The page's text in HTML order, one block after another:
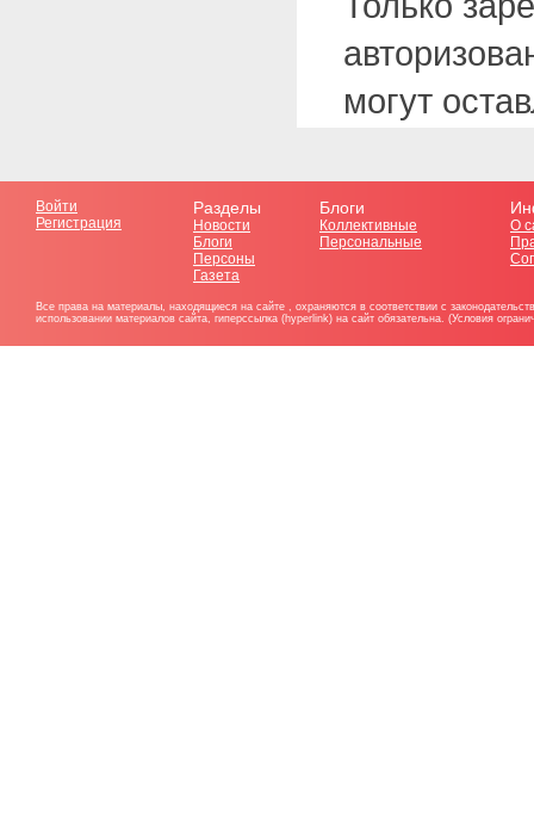
могут
Войти
Регистрация
Разделы
Новости
Блоги
Персоны
Газета
Блоги
Коллективные
Персональные
О
Все права на материалы, находящиеся на сайте , охраняются в соответствии с
использовании материалов сайта, гиперссылка (hyperlink) на сайт обязательна. (Условия